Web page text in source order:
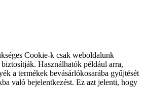
Cookie-k csak weboldalunk
Használhatók például arra,
a termékek bevásárlókosarába gyűjtését
való bejelentkezést. Ez azt jelenti, hogy